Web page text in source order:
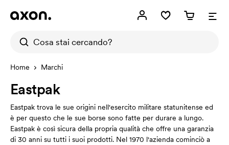
Home Marchi
Eastpak
Eastpak trova le sue origini nell'esercito militare statunitense ed
è per questo che le sue borse sono fatte per durare a lungo.
Eastpak è così sicura della propria qualità che offre una garanzia
di 30 anni su tutti i suoi prodotti. Nel 1970 l'azienda cominciò a